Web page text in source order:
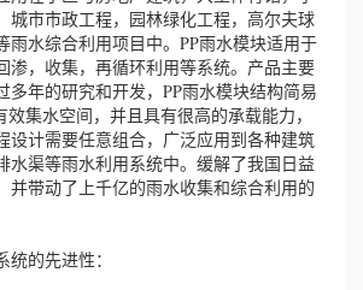
城市市政工程，园林绿化工程，高尔夫球
雨水综合利用项目中。PP雨水模块适用于
渗，收集，再循环利用等系统。产品主要
多年的研究和开发，PP雨水模块结构简易
集水空间，并且具有很高的承载能力，
设计需要任意组合，广泛应用到各种建筑
水渠等雨水利用系统中。缓解了我国日益
并带动了上千亿的雨水收集和综合利用的
的先进性：